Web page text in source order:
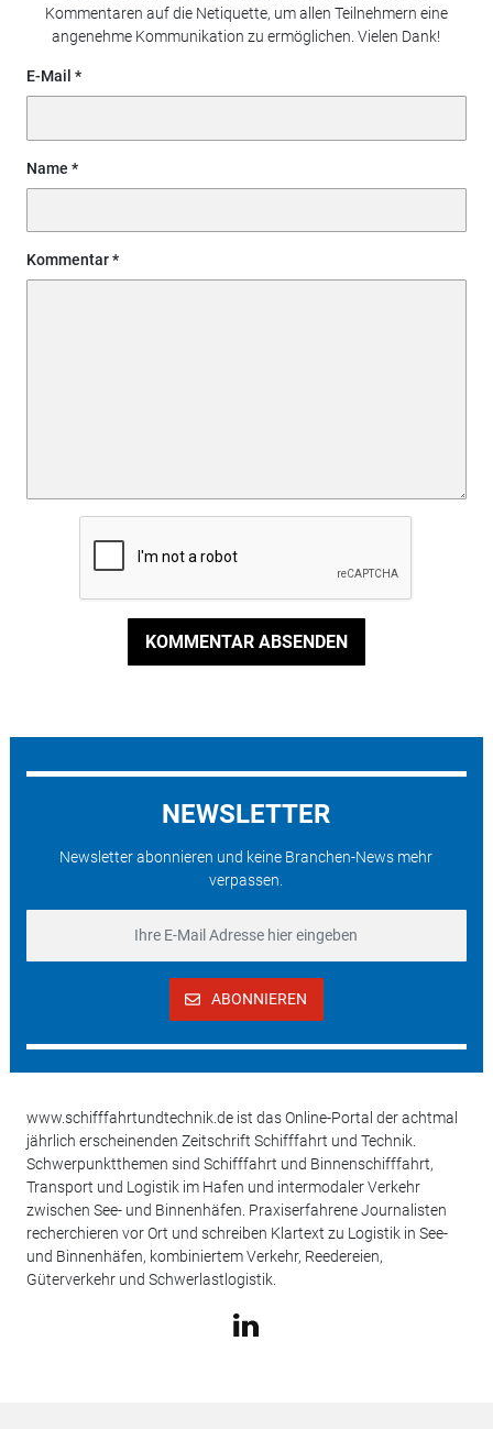
Kommentaren auf die Netiquette, um allen Teilnehmern eine
angenehme Kommunikation zu ermöglichen. Vielen Dank!
E-Mail
Name
Kommentar
KOMMENTAR ABSENDEN
NEWSLETTER
Newsletter abonnieren und keine Branchen-News mehr
verpassen.
ABONNIEREN
www.schifffahrtundtechnik.de ist das Online-Portal der achtmal
jährlich erscheinenden Zeitschrift Schifffahrt und Technik.
Schwerpunktthemen sind Schifffahrt und Binnenschifffahrt,
Transport und Logistik im Hafen und intermodaler Verkehr
zwischen See- und Binnenhäfen. Praxiserfahrene Journalisten
recherchieren vor Ort und schreiben Klartext zu Logistik in See-
und Binnenhäfen, kombiniertem Verkehr, Reedereien,
Güterverkehr und Schwerlastlogistik.